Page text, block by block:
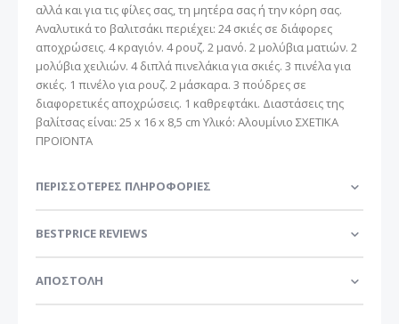
αλλά και για τις φίλες σας, τη μητέρα σας ή την κόρη σας.
Αναλυτικά το βαλιτσάκι περιέχει: 24 σκιές σε διάφορες
αποχρώσεις. 4 κραγιόν. 4 ρουζ. 2 μανό. 2 μολύβια ματιών. 2
μολύβια χειλιών. 4 διπλά πινελάκια για σκιές. 3 πινέλα για
σκιές. 1 πινέλο για ρουζ. 2 μάσκαρα. 3 πούδρες σε
διαφορετικές αποχρώσεις. 1 καθρεφτάκι. Διαστάσεις της
βαλίτσας είναι: 25 x 16 x 8,5 cm Υλικό: Αλουμίνιο ΣΧΕΤΙΚΑ
ΠΡΟΪΟΝΤΑ
ΠΕΡΙΣΣΌΤΕΡΕΣ ΠΛΗΡΟΦΟΡΊΕΣ
BESTPRICE REVIEWS
ΑΠΟΣΤΟΛΗ